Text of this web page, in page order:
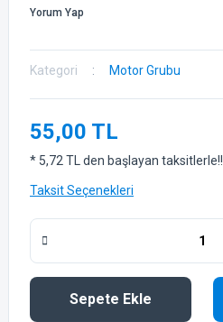
Yorum Yap
Kategori Motor Grubu
55,00 TL
* 5,72 TL den başlayan taksitlerle!!
Taksit Seçenekleri
Sepete Ekle